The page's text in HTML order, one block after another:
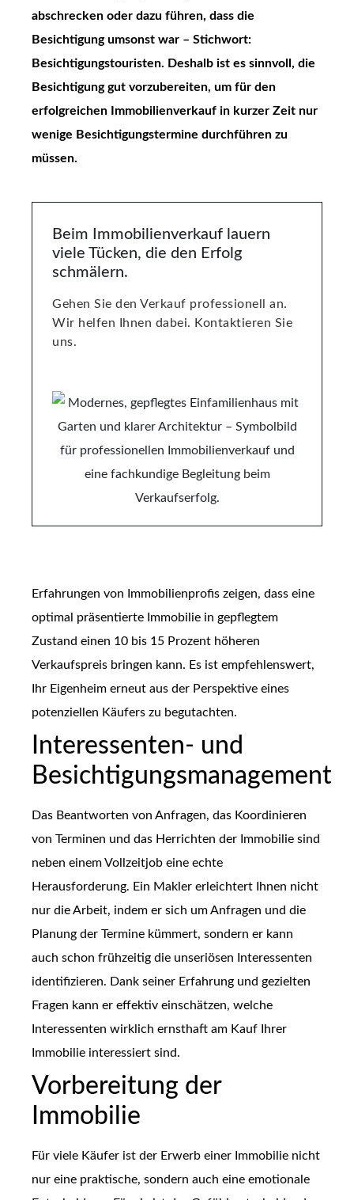
abschrecken oder dazu führen, dass die
Besichtigung umsonst war – Stichwort:
Besichtigungstouristen. Deshalb ist es sinnvoll, die
Besichtigung gut vorzubereiten, um für den
erfolgreichen Immobilienverkauf in kurzer Zeit nur
wenige Besichtigungstermine durchführen zu
müssen.
Beim Immobilienverkauf lauern
viele Tücken, die den Erfolg
schmälern.
Gehen Sie den Verkauf professionell an.
Wir helfen Ihnen dabei. Kontaktieren Sie
uns.
Erfahrungen von Immobilienprofis zeigen, dass eine
optimal präsentierte Immobilie in gepflegtem
Zustand einen 10 bis 15 Prozent höheren
Verkaufspreis bringen kann. Es ist empfehlenswert,
Ihr Eigenheim erneut aus der Perspektive eines
potenziellen Käufers zu begutachten.
Interessenten- und
Besichtigungsmanagement
Das Beantworten von Anfragen, das Koordinieren
von Terminen und das Herrichten der Immobilie sind
neben einem Vollzeitjob eine echte
Herausforderung. Ein Makler erleichtert Ihnen nicht
nur die Arbeit, indem er sich um Anfragen und die
Planung der Termine kümmert, sondern er kann
auch schon frühzeitig die unseriösen Interessenten
identifizieren. Dank seiner Erfahrung und gezielten
Fragen kann er effektiv einschätzen, welche
Interessenten wirklich ernsthaft am Kauf Ihrer
Immobilie interessiert sind.
Vorbereitung der
Immobilie
Für viele Käufer ist der Erwerb einer Immobilie nicht
nur eine praktische, sondern auch eine emotionale